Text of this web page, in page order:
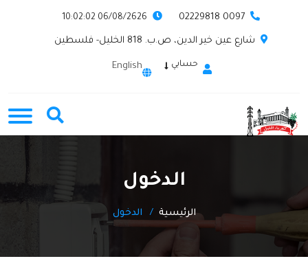
0097 02229818
شارع عين خير الدين، ص.ب. 818 الخليل- فلسطين
حسابي English
الدخول
الرئيسية الدخول